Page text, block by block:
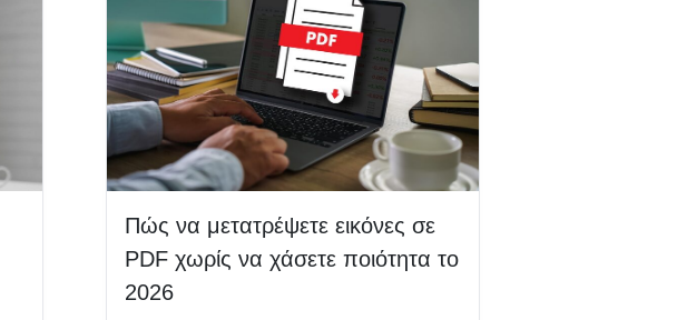
Πώς να μετατρέψετε εικόνες σε
PDF χωρίς να χάσετε ποιότητα το
2026